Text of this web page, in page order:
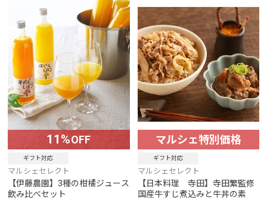
11%OFF
ギフト対応
マルシェセレクト
【伊藤農園】3種の柑橘ジュース
飲み比べセット
マルシェ特別価格
ギフト対応
マルシェセレクト
【日本料理 寺田】寺田繁監修
国産牛すじ煮込みと牛丼の素